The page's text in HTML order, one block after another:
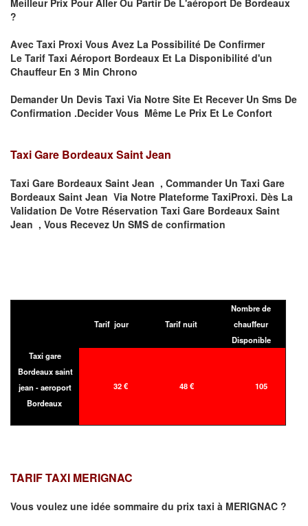
Meilleur Prix Pour Aller Ou Partir De L'aéroport De Bordeaux
?
Avec Taxi Proxi Vous Avez La Possibilité De Confirmer
Le Tarif Taxi Aéroport Bordeaux Et La Disponibilité d'un
Chauffeur En 3 Min Chrono
Demander Un Devis Taxi Via Notre Site Et Recever Un Sms De
Confirmation .Decider Vous Même Le Prix Et Le Confort
Taxi Gare Bordeaux Saint Jean
Taxi Gare Bordeaux Saint Jean , Commander Un Taxi Gare
Bordeaux Saint Jean Via Notre Plateforme TaxiProxi. Dès La
Validation De Votre Réservation Taxi Gare Bordeaux Saint
Jean , Vous Recevez Un SMS de confirmation
Tarif jour Tarif nuit
Nombre de
chauffeur
Disponible
Taxi gare
Bordeaux saint
jean - aeroport
Bordeaux
32 € 48 € 105
TARIF TAXI MERIGNAC
Vous voulez une idée sommaire du prix taxi à MERIGNAC ?